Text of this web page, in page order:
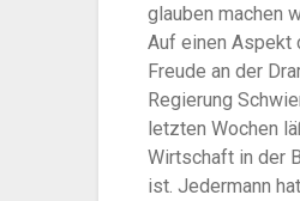
glauben machen
Auf einen Aspekt
Freude an der
Regierung
letzten Wochen
Wirtschaft in der
ist. Jedermann